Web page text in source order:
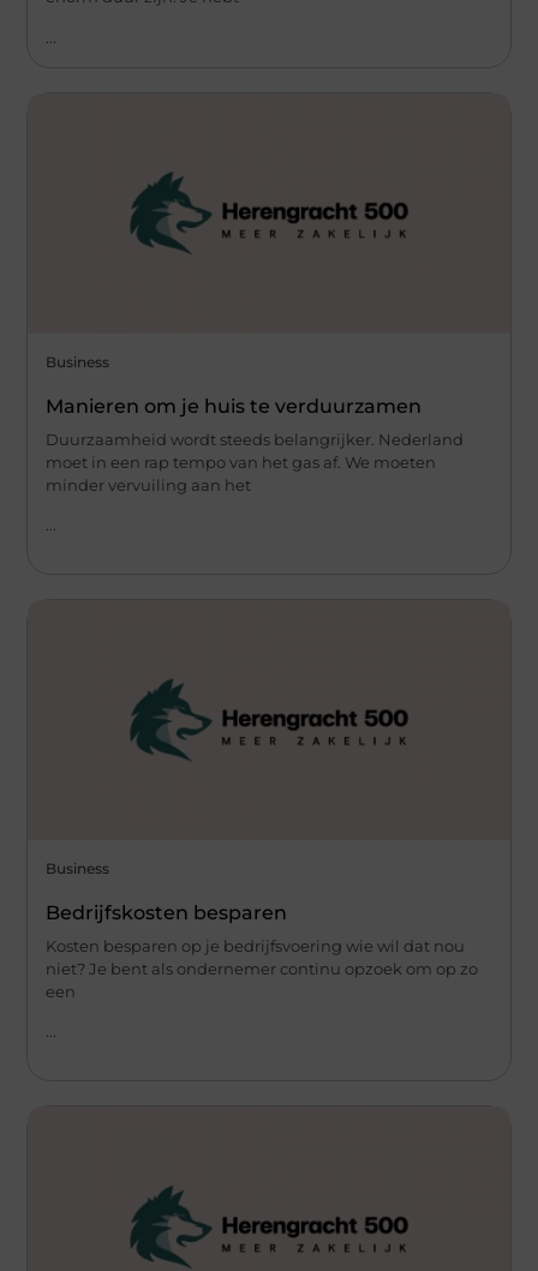
Business
Manieren om je huis te verduurzamen
Duurzaamheid wordt steeds belangrijker. Nederland
moet in een rap tempo van het gas af. We moeten
minder vervuiling aan het
Business
Bedrijfskosten besparen
Kosten besparen op je bedrijfsvoering wie wil dat nou
niet? Je bent als ondernemer continu opzoek om op zo
een
...